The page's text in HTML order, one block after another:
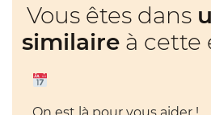
Vous êtes dans
similaire à cette